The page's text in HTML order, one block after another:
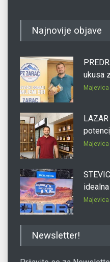
Najnovije objave
ukusa
Newsletter!